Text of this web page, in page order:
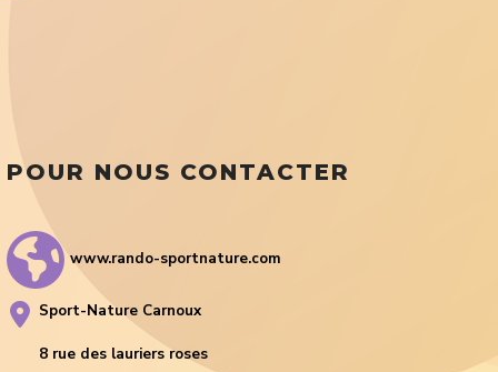
POUR NOUS CONTACTER
www.rando-sportnature.com
Sport-Nature Carnoux
8 rue des lauriers roses